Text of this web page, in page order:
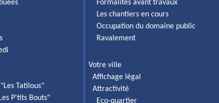
Tatilous"
P'tits Bouts"
Formalités avant travaux
Les chantiers en cours
Occupation du domaine public
Ravalement
Votre ville
Affichage légal
Attractivité
Eco-quartier